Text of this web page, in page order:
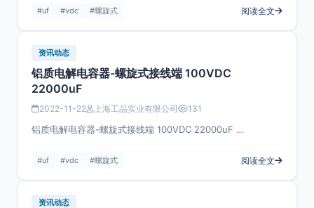
#uf #vdc #螺旋式 阅读全文
资讯动态
铝质电解电容器-螺旋式接线端 100VDC
22000uF
2022-11-22 上海工品实业有限公司 131
铝质电解电容器-螺旋式接线端 100VDC 22000uF …
#uf #vdc #螺旋式 阅读全文
资讯动态